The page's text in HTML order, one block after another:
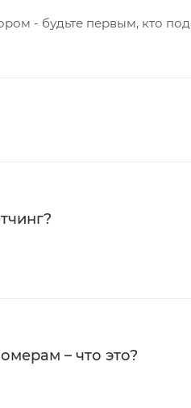
- будьте первым, кто
– что это?